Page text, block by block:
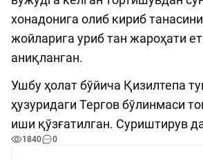
хонадонига олиб кириб
жойларига уриб тан жароҳати
аниқланган.
Ушбу ҳолат бўйича Қизилтепа
ҳузуридаги Тергов бўлинмаси
иши қўзғатилган. Суриштирув
1840 0